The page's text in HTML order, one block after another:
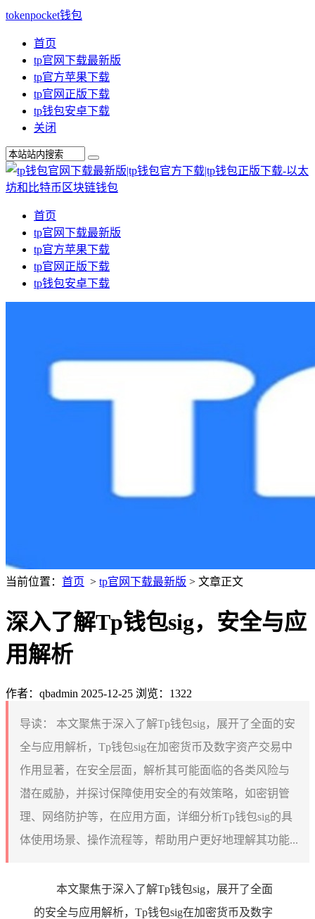
tokenpocket钱包
首页
tp官网下载最新版
tp官方苹果下载
tp官网正版下载
tp钱包安卓下载
关闭
首页
tp官网下载最新版
tp官方苹果下载
tp官网正版下载
tp钱包安卓下载
当前位置： 首页 > tp官网下载最新版 > 文章正文
深入了解Tp钱包sig，安全与应
用解析
作者：qbadmin 2025-12-25 浏览：1322
导读：
本文聚焦于深入了解Tp钱包sig，展开了全面的安
全与应用解析，Tp钱包sig在加密货币及数字资产交易中
作用显著，在安全层面，解析其可能面临的各类风险与
潜在威胁，并探讨保障使用安全的有效策略，如密钥管
理、网络防护等，在应用方面，详细分析Tp钱包sig的具
体使用场景、操作流程等，帮助用户更好地理解其功能...
本文聚焦于深入了解Tp钱包sig，展开了全面
的安全与应用解析，Tp钱包sig在加密货币及数字